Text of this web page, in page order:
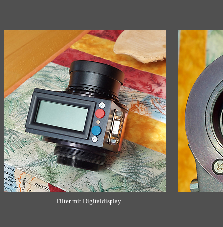
Filter mit Digitaldisplay